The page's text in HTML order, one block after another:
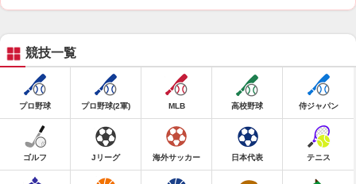
競技一覧
プロ野球 プロ野球(2軍) MLB 高校野球 侍ジャパン
ゴルフ Jリーグ 海外サッカー 日本代表 テニス